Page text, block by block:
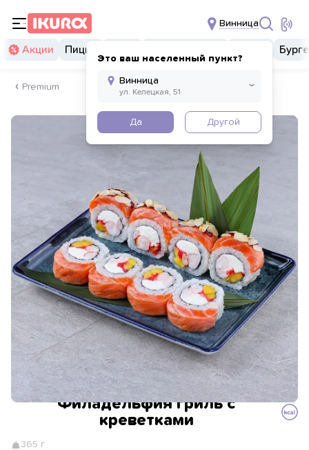
Винница
Это ваш населенный пункт?
Да Другой
Акции Пицца
Premium
Филадельфия гриль с
креветками
365 г